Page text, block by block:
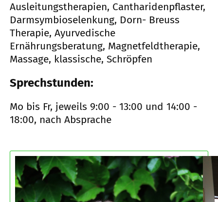
Ausleitungstherapien, Cantharidenpflaster,
Darmsymbioselenkung, Dorn- Breuss
Therapie, Ayurvedische
Ernährungsberatung, Magnetfeldtherapie,
Massage, klassische, Schröpfen
Sprechstunden:
Mo bis Fr, jeweils 9:00 - 13:00 und 14:00 -
18:00, nach Absprache